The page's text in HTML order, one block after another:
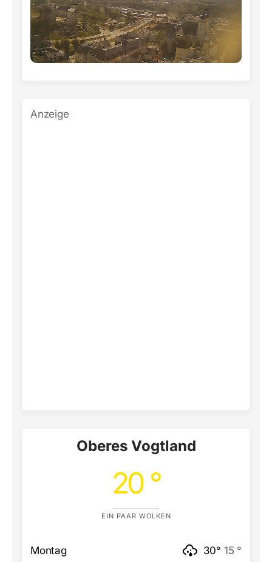
Anzeige
Oberes Vogtland
20 °
EIN PAAR WOLKEN
Montag 30° 15 °